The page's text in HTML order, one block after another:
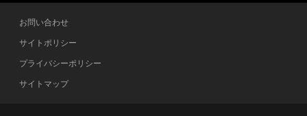
お問い合わせ
サイトポリシー
プライバシーポリシー
サイトマップ